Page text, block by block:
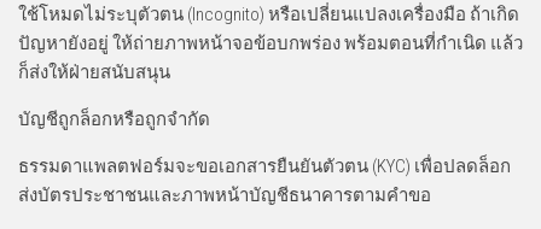
ใช้โหมดไม่ระบุตัวตน (Incognito) หรือเปลี่ยนแปลงเครื่องมือ ถ้าเกิด
ปัญหายังอยู่ ให้ถ่ายภาพหน้าจอข้อบกพร่อง พร้อมตอนที่กำเนิด แล้ว
ก็ส่งให้ฝ่ายสนับสนุน
บัญชีถูกล็อกหรือถูกจำกัด
ธรรมดาแพลตฟอร์มจะขอเอกสารยืนยันตัวตน (KYC) เพื่อปลดล็อก
ส่งบัตรประชาชนและภาพหน้าบัญชีธนาคารตามคำขอ